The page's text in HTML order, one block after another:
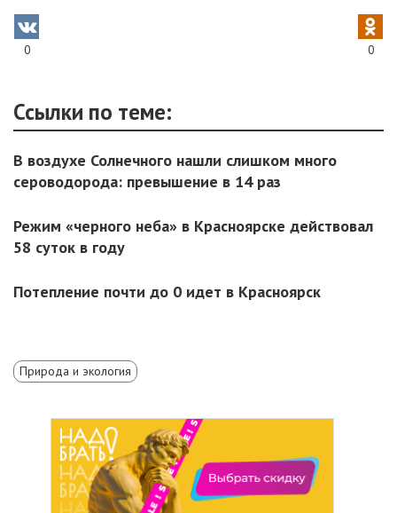
0 0
Ссылки по теме:
В воздухе Солнечного нашли слишком много
сероводорода: превышение в 14 раз
Режим «черного неба» в Красноярске действовал
58 суток в году
Потепление почти до 0 идет в Красноярск
Природа и экология